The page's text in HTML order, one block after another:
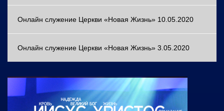
Онлайн служение Церкви «Новая Жизнь» 10.05.2020
Онлайн служение Церкви «Новая Жизнь» 3.05.2020